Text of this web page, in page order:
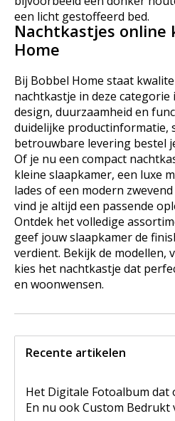
een licht gestoffeerd bed.
Nachtkastjes online
Home
Bij Bobbel Home staat
nachtkastje in deze categorie
design, duurzaamheid en
duidelijke productinformatie,
betrouwbare levering bestel
Of je nu een compact
kleine slaapkamer, een luxe
lades of een modern
vind je altijd een passende
Ontdek het volledige
geef jouw slaapkamer de
verdient. Bekijk de modellen,
kies het nachtkastje dat
en woonwensen.
Recente artikelen
Het Digitale Fotoalbum dat
En nu ook Custom